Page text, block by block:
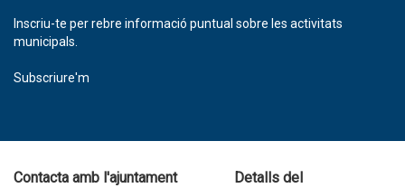
Inscriu-te per rebre informació puntual sobre les activitats
municipals.
Subscriure'm
Contacta amb l'ajuntament
Detalls del